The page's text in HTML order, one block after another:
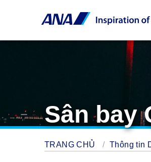
Sân bay
TRANG CHỦ Thông tin